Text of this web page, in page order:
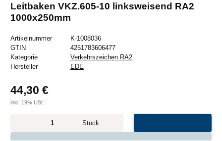
Leitbaken VKZ.605-10 linksweisend RA2
1000x250mm
Artikelnummer
K-1008036
GTIN
4251783606477
Kategorie
Verkehrszeichen RA2
Hersteller
EDE
44,30 €
inkl. 19% USt.
Stück